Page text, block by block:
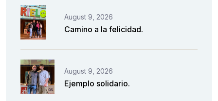
August 9, 2026
Camino a la felicidad.
August 9, 2026
Ejemplo solidario.